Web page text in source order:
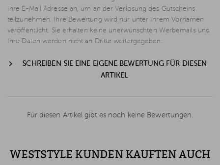
Ihre E-Mail Adresse an, um an der Verlosung des Gutscheins
teilzunehmen. Ihre Bewertung wird nur unter Ihrem Vornamen
veröffentlicht. Sie erhalten keine unerwünschten Werbemails und
Ihre Daten werden nicht an Dritte weitergegeben.
SCHREIBEN SIE EINE EIGENE BEWERTUNG FÜR DIESEN
ARTIKEL
Für diesen Artikel gibt es noch keine Bewertungen.
WESTSTYLE KUNDEN KAUFTEN AUCH